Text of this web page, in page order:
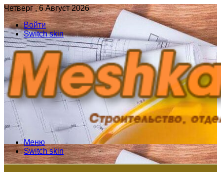
Четверг , 6 Август 2026
Войти
Switch skin
Меню
Switch skin